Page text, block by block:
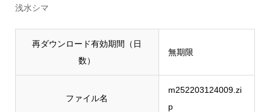
浅水シマ
再ダウンロード有効期間（日
数）
無期限
ファイル名
m252203124009.zi
p